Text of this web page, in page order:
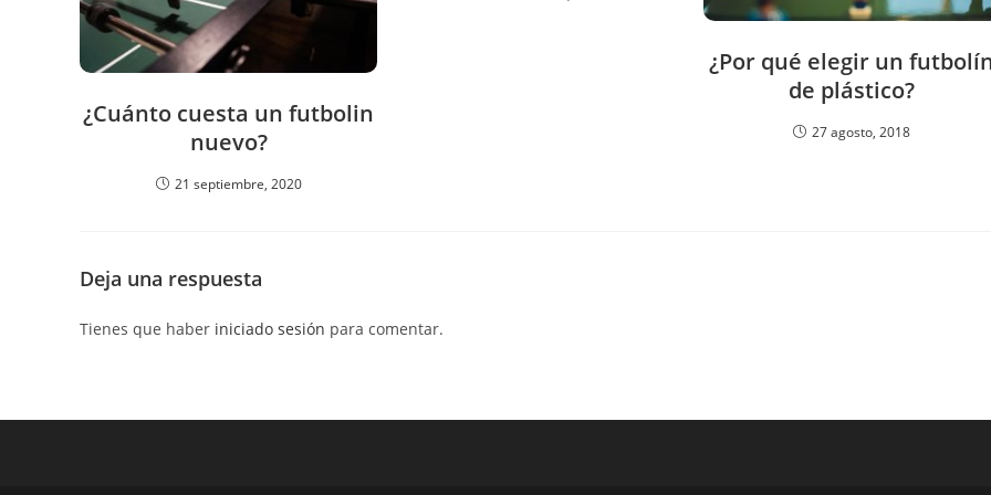
¿Cuánto cuesta un futbolin
nuevo?
21 septiembre, 2020
¿Por qué elegir un
de plástico?
27 agosto, 2018
Deja una respuesta
Tienes que haber iniciado sesión para comentar.